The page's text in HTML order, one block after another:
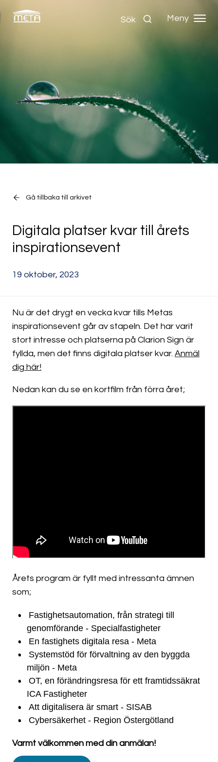
Sök Meny
Gå tillbaka till arkivet
Digitala platser kvar till årets
inspirationsevent
19 oktober, 2023
Nu är det drygt en vecka kvar tills Metas
inspirationsevent går av stapeln. Det har varit
stort intresse och platserna på Clarion Sign är
fyllda, men det finns digitala platser kvar. Anmäl
dig här!
Nedan kan du se en kortfilm från förra året;
Årets program är fyllt med intressanta ämnen
som;
Fastighetsautomation, från strategi till
genomförande - Specialfastigheter
En fastighets digitala resa - Meta
Systemstöd för förvaltning av den byggda
miljön - Meta
OT, en förändringsresa för ett framtidssäkrat
ICA Fastigheter
Att digitalisera är smart - SISAB
Cybersäkerhet - Region Östergötland
Varmt välkommen med din anmälan!